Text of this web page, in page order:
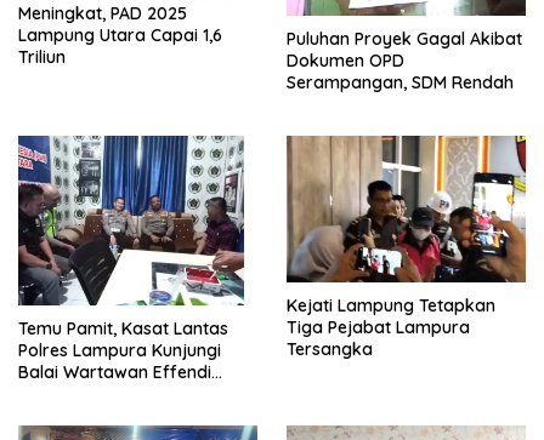
Meningkat, PAD 2025
Lampung Utara Capai 1,6
Triliun
Puluhan Proyek Gagal Akibat
Dokumen OPD
Serampangan, SDM Rendah
Temu Pamit, Kasat Lantas
Polres Lampura Kunjungi
Balai Wartawan Effendi
Kejati Lampung Tetapkan
Tiga Pejabat Lampura
Tersangka